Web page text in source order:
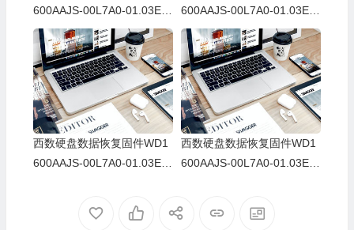
600AAJS-00L7A0-01.03E0
1-WD-WCAV32558600-000
500EA
600AAJS-00L7A0-01.03E0
1-WD-WMAV32591304-000
100F0
西数硬盘数据恢复固件WD1
600AAJS-00L7A0-01.03E0
西数硬盘数据恢复固件WD1
600AAJS-00L7A0-01.03E0